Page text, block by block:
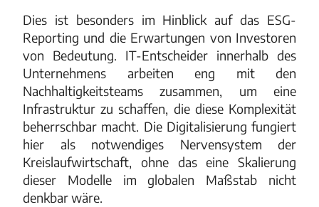
Dies ist besonders im Hinblick auf das ESG-
Reporting und die Erwartungen von Investoren
von Bedeutung. IT-Entscheider innerhalb des
Unternehmens arbeiten eng mit den
Nachhaltigkeitsteams zusammen, um eine
Infrastruktur zu schaffen, die diese Komplexität
beherrschbar macht. Die Digitalisierung fungiert
hier als notwendiges Nervensystem der
Kreislaufwirtschaft, ohne das eine Skalierung
dieser Modelle im globalen Maßstab nicht
denkbar wäre.